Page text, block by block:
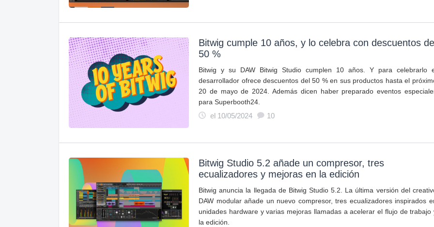
Bitwig cumple 10 años, y lo celebra con descuentos del
50 %
Bitwig y su DAW Bitwig Studio cumplen 10 años. Y para celebrarlo
desarrollador ofrece descuentos del 50 % en sus productos hasta el
20 de mayo de 2024. Además dicen haber preparado eventos
para Superbooth24.
el 10/05/2024
10
Bitwig Studio 5.2 añade un compresor, tres
ecualizadores y mejoras en la edición
Bitwig anuncia la llegada de Bitwig Studio 5.2. La última versión del
DAW modular añade un nuevo compresor, tres ecualizadores inspirados
unidades hardware y varias mejoras llamadas a acelerar el flujo de trabajo
la edición.